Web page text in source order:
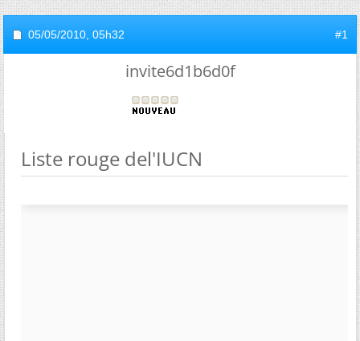
05/05/2010, 05h32 #1
invite6d1b6d0f
Liste rouge del'IUCN